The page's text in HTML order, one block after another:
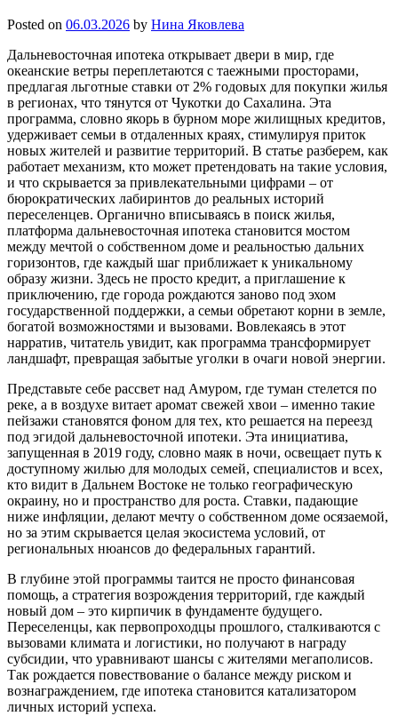
Posted on 06.03.2026 by Нина Яковлева
Дальневосточная ипотека открывает двери в мир, где
океанские ветры переплетаются с таежными просторами,
предлагая льготные ставки от 2% годовых для покупки жилья
в регионах, что тянутся от Чукотки до Сахалина. Эта
программа, словно якорь в бурном море жилищных кредитов,
удерживает семьи в отдаленных краях, стимулируя приток
новых жителей и развитие территорий. В статье разберем, как
работает механизм, кто может претендовать на такие условия,
и что скрывается за привлекательными цифрами – от
бюрократических лабиринтов до реальных историй
переселенцев. Органично вписываясь в поиск жилья,
платформа дальневосточная ипотека становится мостом
между мечтой о собственном доме и реальностью дальних
горизонтов, где каждый шаг приближает к уникальному
образу жизни. Здесь не просто кредит, а приглашение к
приключению, где города рождаются заново под эхом
государственной поддержки, а семьи обретают корни в земле,
богатой возможностями и вызовами. Вовлекаясь в этот
нарратив, читатель увидит, как программа трансформирует
ландшафт, превращая забытые уголки в очаги новой энергии.
Представьте себе рассвет над Амуром, где туман стелется по
реке, а в воздухе витает аромат свежей хвои – именно такие
пейзажи становятся фоном для тех, кто решается на переезд
под эгидой дальневосточной ипотеки. Эта инициатива,
запущенная в 2019 году, словно маяк в ночи, освещает путь к
доступному жилью для молодых семей, специалистов и всех,
кто видит в Дальнем Востоке не только географическую
окраину, но и пространство для роста. Ставки, падающие
ниже инфляции, делают мечту о собственном доме осязаемой,
но за этим скрывается целая экосистема условий, от
региональных нюансов до федеральных гарантий.
В глубине этой программы таится не просто финансовая
помощь, а стратегия возрождения территорий, где каждый
новый дом – это кирпичик в фундаменте будущего.
Переселенцы, как первопроходцы прошлого, сталкиваются с
вызовами климата и логистики, но получают в награду
субсидии, что уравнивают шансы с жителями мегаполисов.
Так рождается повествование о балансе между риском и
вознаграждением, где ипотека становится катализатором
личных историй успеха.